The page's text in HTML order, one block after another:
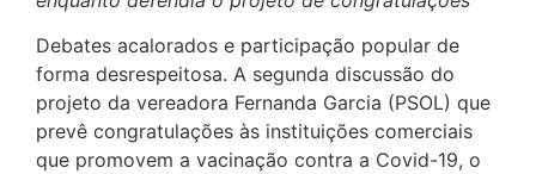
Debates acalorados e participação popular de
forma desrespeitosa. A segunda discussão do
projeto da vereadora Fernanda Garcia (PSOL) que
prevê congratulações às instituições comerciais
que promovem a vacinação contra a Covid-19, o